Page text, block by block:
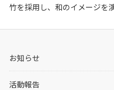
竹を採用し、和のイメージを
お知らせ
活動報告